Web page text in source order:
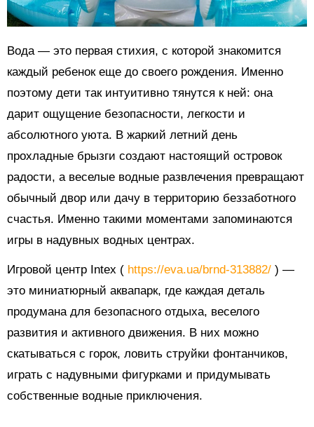
Вода — это первая стихия, с которой знакомится
каждый ребенок еще до своего рождения. Именно
поэтому дети так интуитивно тянутся к ней: она
дарит ощущение безопасности, легкости и
абсолютного уюта. В жаркий летний день
прохладные брызги создают настоящий островок
радости, а веселые водные развлечения превращают
обычный двор или дачу в территорию беззаботного
счастья. Именно такими моментами запоминаются
игры в надувных водных центрах.
Игровой центр Intex ( https://eva.ua/brnd-313882/ ) —
это миниатюрный аквапарк, где каждая деталь
продумана для безопасного отдыха, веселого
развития и активного движения. В них можно
скатываться с горок, ловить струйки фонтанчиков,
играть с надувными фигурками и придумывать
собственные водные приключения.